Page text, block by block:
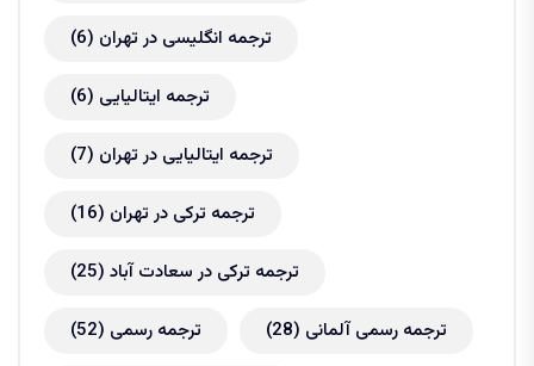
ترجمه انگلیسی در تهران (6)
ترجمه ایتالیایی (6)
ترجمه ایتالیایی در تهران (7)
ترجمه ترکی در تهران (16)
ترجمه ترکی در سعادت آباد (25)
ترجمه رسمی (52) ترجمه رسمی آلمانی (28)